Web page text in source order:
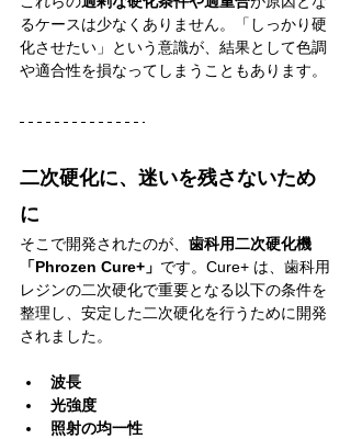
るケースは少なくありません。「しっかり硬
化させたい」という意識が、結果として色調
や適合性を損なってしまうこともあります。
二次硬化に、迷いを残さないため
に
そこで開発されたのが、 歯科用二次硬化機
「Phrozen Cure+」 です。Cure+ は、歯科用
レジンの二次硬化で重要となる以下の条件を
整理し、安定した二次硬化を行うために開発
されました。
波長
光強度
照射の均一性